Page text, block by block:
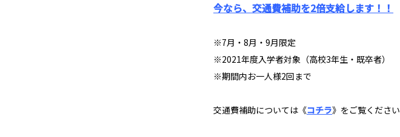
今なら、交通費補助を2倍支給します！！
※7月・8月・9月限定
※2021年度入学者対象（高校3年生・既卒者）
※期間内お一人様2回まで
交通費補助については《コチラ》をご覧ください